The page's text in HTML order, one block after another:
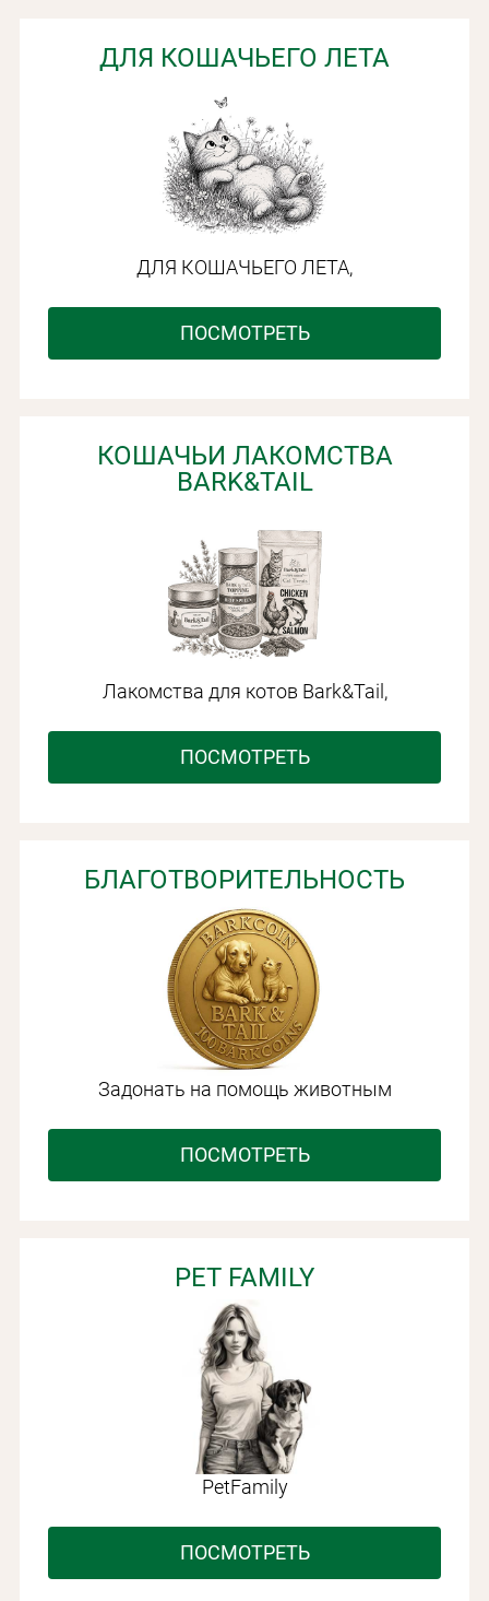
ДЛЯ КОШАЧЬЕГО ЛЕТА
ДЛЯ КОШАЧЬЕГО ЛЕТА,
ПОСМОТРЕТЬ
КОШАЧЬИ ЛАКОМСТВА
BARK&TAIL
Лакомства для котов Bark&Tail,
ПОСМОТРЕТЬ
БЛАГОТВОРИТЕЛЬНОСТЬ
Задонать на помощь животным
ПОСМОТРЕТЬ
PET FAMILY
PetFamily
ПОСМОТРЕТЬ